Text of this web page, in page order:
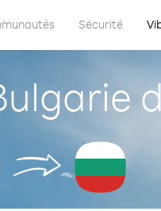
Sécurité